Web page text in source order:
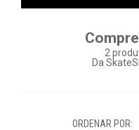
2
Da
ORDENAR POR: